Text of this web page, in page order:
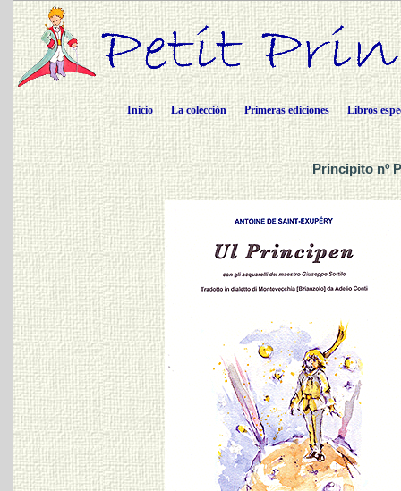
Inicio La colección Primeras ediciones Libros
Principito nº